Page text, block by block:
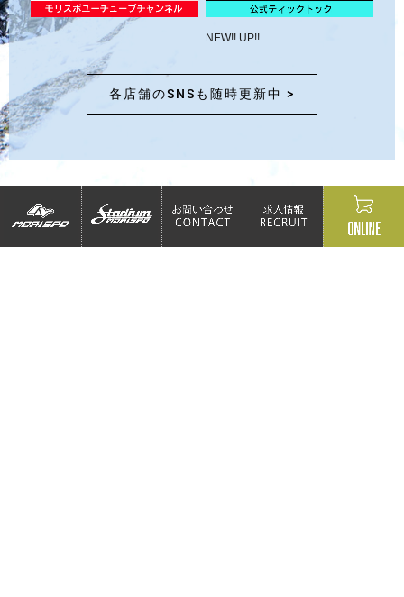
NEW!! UP!!
各店舗のSNSも随時更新中 >